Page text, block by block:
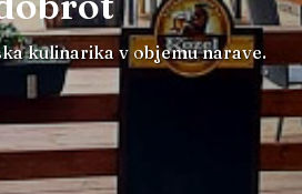
kulinarika v objemu narave.